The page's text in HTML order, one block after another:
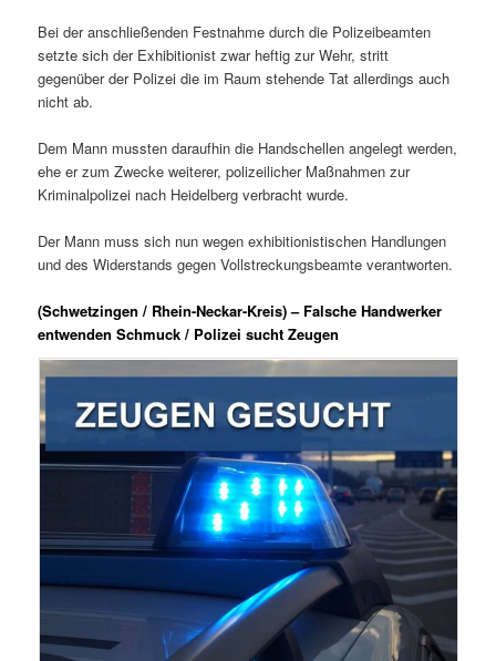
Bei der anschließenden Festnahme durch die Polizeibeamten
setzte sich der Exhibitionist zwar heftig zur Wehr, stritt
gegenüber der Polizei die im Raum stehende Tat allerdings auch
nicht ab.
Dem Mann mussten daraufhin die Handschellen angelegt werden,
ehe er zum Zwecke weiterer, polizeilicher Maßnahmen zur
Kriminalpolizei nach Heidelberg verbracht wurde.
Der Mann muss sich nun wegen exhibitionistischen Handlungen
und des Widerstands gegen Vollstreckungsbeamte verantworten.
(Schwetzingen / Rhein-Neckar-Kreis) – Falsche Handwerker
entwenden Schmuck / Polizei sucht Zeugen